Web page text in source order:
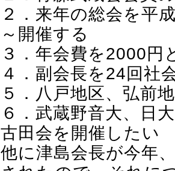
２．来年の総会を平
～開催する
３．年会費を2000円
４．副会長を24回社
５．八戸地区、弘前
６．武蔵野音大、日
古田会を開催したい
他に津島会長が今年